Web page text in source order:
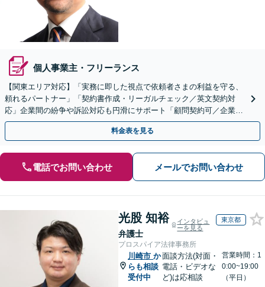
個人事業主・フリーランス
【関東エリア対応】「実務に即した視点で依頼者さまの利益を守る、
頼れるパートナー」「契約書作成・リーガルチェック／英文契約対
応」企業間の紛争や訴訟対応も円滑にサポート「顧問契約可／企業規
模や業種に応じて柔軟にカスタマイズ」【休日・夜間相談可】
料金表を見る
電話でお問い合わせ メールでお問い合わせ
光股 知裕
弁護士
インタビュ
ーを見る
東京都
プロスパイア法律事務所
川崎市 か
らも相談
受付中
面談方法(対面・
電話・ビデオな
ど)は応相談
営業時間：1
0:00~19:00
（平日）